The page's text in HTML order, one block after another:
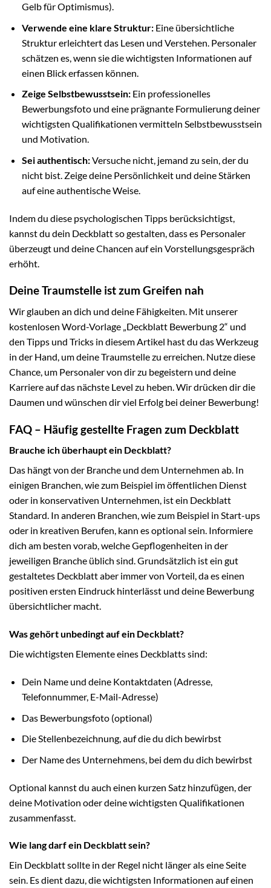
Gelb für Optimismus).
Verwende eine klare Struktur:Eine übersichtliche
Struktur erleichtert das Lesen und Verstehen. Personaler
schätzen es, wenn sie die wichtigsten Informationen auf
einen Blick erfassen können.
Zeige Selbstbewusstsein:Ein professionelles
Bewerbungsfoto und eine prägnante Formulierung deiner
wichtigsten Qualifikationen vermitteln Selbstbewusstsein
und Motivation.
Sei authentisch:Versuche nicht, jemand zu sein, der du
nicht bist. Zeige deine Persönlichkeit und deine Stärken
auf eine authentische Weise.
Indem du diese psychologischen Tipps berücksichtigst,
kannst du dein Deckblatt so gestalten, dass es Personaler
überzeugt und deine Chancen auf ein Vorstellungsgespräch
erhöht.
Deine Traumstelle ist zum Greifen nah
Wir glauben an dich und deine Fähigkeiten. Mit unserer
kostenlosen Word-Vorlage „Deckblatt Bewerbung 2“ und
den Tipps und Tricks in diesem Artikel hast du das Werkzeug
in der Hand, um deine Traumstelle zu erreichen. Nutze diese
Chance, um Personaler von dir zu begeistern und deine
Karriere auf das nächste Level zu heben. Wir drücken dir die
Daumen und wünschen dir viel Erfolg bei deiner Bewerbung!
FAQ – Häufig gestellte Fragen zum Deckblatt
Brauche ich überhaupt ein Deckblatt?
Das hängt von der Branche und dem Unternehmen ab. In
einigen Branchen, wie zum Beispiel im öffentlichen Dienst
oder in konservativen Unternehmen, ist ein Deckblatt
Standard. In anderen Branchen, wie zum Beispiel in Start-ups
oder in kreativen Berufen, kann es optional sein. Informiere
dich am besten vorab, welche Gepflogenheiten in der
jeweiligen Branche üblich sind. Grundsätzlich ist ein gut
gestaltetes Deckblatt aber immer von Vorteil, da es einen
positiven ersten Eindruck hinterlässt und deine Bewerbung
übersichtlicher macht.
Was gehört unbedingt auf ein Deckblatt?
Die wichtigsten Elemente eines Deckblatts sind:
Dein Name und deine Kontaktdaten (Adresse,
Telefonnummer, E-Mail-Adresse)
Das Bewerbungsfoto (optional)
Die Stellenbezeichnung, auf die du dich bewirbst
Der Name des Unternehmens, bei dem du dich bewirbst
Optional kannst du auch einen kurzen Satz hinzufügen, der
deine Motivation oder deine wichtigsten Qualifikationen
zusammenfasst.
Wie lang darf ein Deckblatt sein?
Ein Deckblatt sollte in der Regel nicht länger als eine Seite
sein. Es dient dazu, die wichtigsten Informationen auf einen